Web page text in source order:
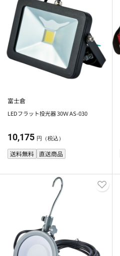
富士倉
LEDフラット投光器 30Ｗ AS-030
10,175 円（税込）
送料無料 直送商品